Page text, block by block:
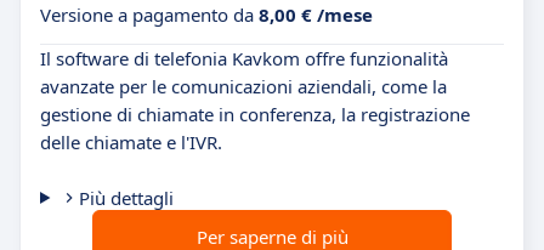
Versione a pagamento da 8,00 € /mese
Il software di telefonia Kavkom offre funzionalità
avanzate per le comunicazioni aziendali, come la
gestione di chiamate in conferenza, la registrazione
delle chiamate e l'IVR.
Più dettagli
Per saperne di più